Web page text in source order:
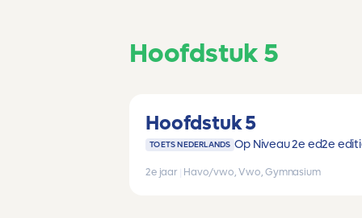
Hoofdstuk 5
Hoofdstuk 5
TOETS NEDERLANDS Op Niveau 2e ed2e
2e jaar Havo/vwo, Vwo, Gymnasium